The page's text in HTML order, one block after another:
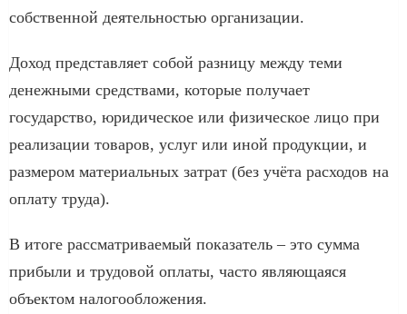
собственной деятельностью организации.
Доход представляет собой разницу между теми
денежными средствами, которые получает
государство, юридическое или физическое лицо при
реализации товаров, услуг или иной продукции, и
размером материальных затрат (без учёта расходов на
оплату труда).
В итоге рассматриваемый показатель – это сумма
прибыли и трудовой оплаты, часто являющаяся
объектом налогообложения.